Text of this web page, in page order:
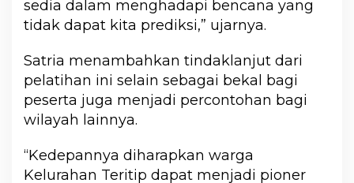
sedia dalam menghadapi bencana yang
tidak dapat kita prediksi,” ujarnya.
Satria menambahkan tindaklanjut dari
pelatihan ini selain sebagai bekal bagi
peserta juga menjadi percontohan bagi
wilayah lainnya.
“Kedepannya diharapkan warga
Kelurahan Teritip dapat menjadi pioner